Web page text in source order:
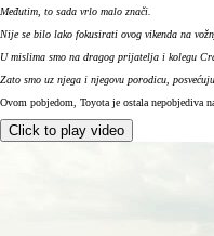
Međutim, to sada vrlo malo znači.
Nije se bilo lako fokusirati ovog vikenda na
U mislima smo na dragog prijatelja i kolegu
Zato smo uz njega i njegovu porodicu,
Ovom pobjedom, Toyota je ostala nepobjediva
Click to play video